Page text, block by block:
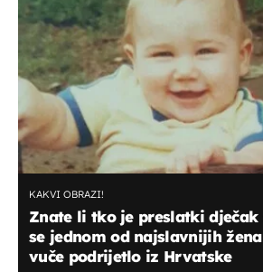
KAKVI OBRAZI!
Znate li tko je preslatki dječak
se jednom od najslavnijih
vuče podrijetlo iz Hrvatske